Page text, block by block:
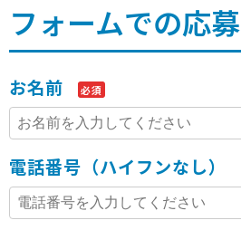
フォームでの応募
お名前 必須
電話番号（ハイフンなし）